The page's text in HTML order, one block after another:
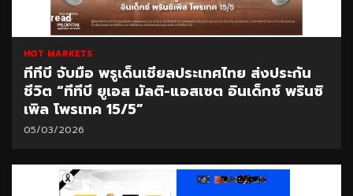
1 min read
HOT MARKETS
ทีทีบี จับมือ พรูเด็นเชียลประเทศไทย ส่งประกัน
ชีวิต “ทีทีบี ยูเอส มัลติ-แอสเซต อินเด็กซ์ พรินซิ
เพิล โพรเทค 15/5”
05/03/2026